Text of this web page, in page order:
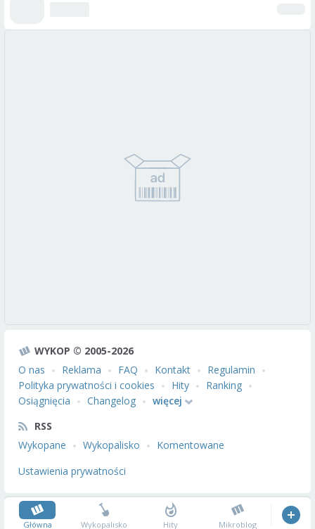
WYKOP © 2005-2026
O nas
Reklama FAQ Kontakt
Regulamin
Polityka prywatności i cookies
Hity
Ranking
Osiągnięcia
Changelog
więcej
RSS
Wykopane
Wykopalisko
Komentowane
Ustawienia prywatności
Główna Wykopalisko Hity Mikroblog